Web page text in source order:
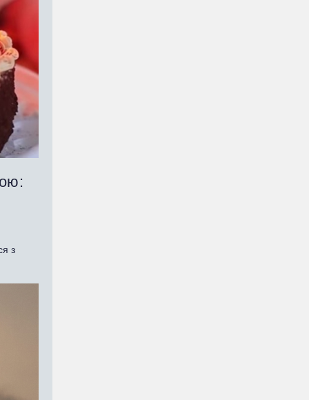
з